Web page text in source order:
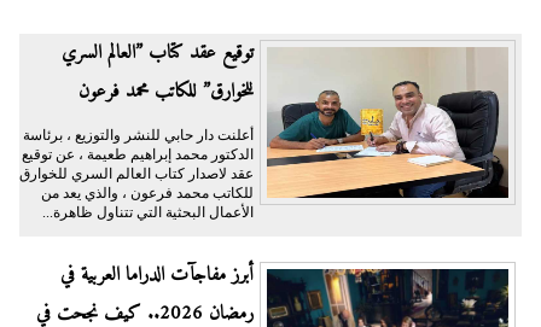
توقيع عقد كتاب ”العالم السري
للخوارق” للكاتب محمد فرعون
أعلنت دار حابي للنشر والتوزيع ، برئاسة
الدكتور محمد إبراهيم طعيمة ، عن توقيع
عقد لاصدار كتاب العالم السري للخوارق
للكاتب محمد فرعون ، والذي يعد من
الأعمال البحثية التي تتناول ظاهرة...
أبرز مفاجآت الدراما العربية في
رمضان 2026.. كيف نجحت في